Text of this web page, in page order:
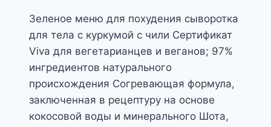
Зеленое меню для похудения сыворотка
для тела с куркумой с чили Сертификат
Viva для вегетарианцев и веганов; 97%
ингредиентов натурального
происхождения Согревающая формула,
заключенная в рецептуру на основе
кокосовой воды и минерального Шота,